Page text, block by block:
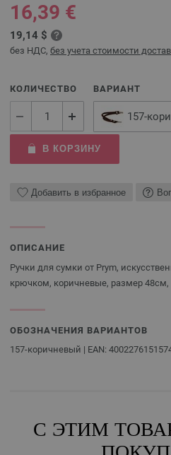
16,39 €
19,14 $
без НДС, без учета стоимости
КОЛИЧЕСТВО ВАРИАНТ
157-
В КОРЗИНУ
Добавить в избранное
ОПИСАНИЕ
Ручки для сумки от Prym,
крючком, коричневые, размер 48см,
ОБОЗНАЧЕНИЯ ВАРИАНТОВ
157-коричневый | EAN:
С ЭТИМ